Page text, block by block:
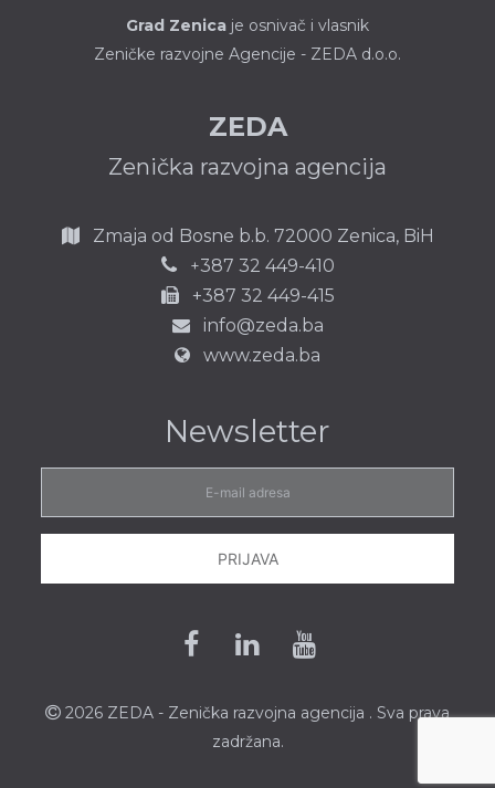
Grad Zenica je osnivač i vlasnik
Zeničke razvojne Agencije - ZEDA d.o.o.
ZEDA
Zenička razvojna agencija
Zmaja od Bosne b.b. 72000 Zenica, BiH
+387 32 449-410
+387 32 449-415
info@zeda.ba
www.zeda.ba
Newsletter
adresa
PRIJAVA
Facebook
LinkedinYoutube
2026 ZEDA - Zenička razvojna agencija . Sva prava
zadržana.